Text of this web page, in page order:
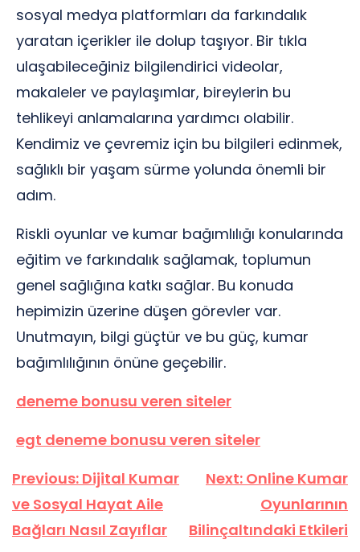
sosyal medya platformları da farkındalık
yaratan içerikler ile dolup taşıyor. Bir tıkla
ulaşabileceğiniz bilgilendirici videolar,
makaleler ve paylaşımlar, bireylerin bu
tehlikeyi anlamalarına yardımcı olabilir.
Kendimiz ve çevremiz için bu bilgileri edinmek,
sağlıklı bir yaşam sürme yolunda önemli bir
adım.
Riskli oyunlar ve kumar bağımlılığı konularında
eğitim ve farkındalık sağlamak, toplumun
genel sağlığına katkı sağlar. Bu konuda
hepimizin üzerine düşen görevler var.
Unutmayın, bilgi güçtür ve bu güç, kumar
bağımlılığının önüne geçebilir.
deneme bonusu veren siteler
egt deneme bonusu veren siteler
Yazı
gezinmesi
Previous: Dijital Kumar
ve Sosyal Hayat Aile
Bağları Nasıl Zayıflar
Next: Online Kumar
Oyunlarının
Bilinçaltındaki Etkileri